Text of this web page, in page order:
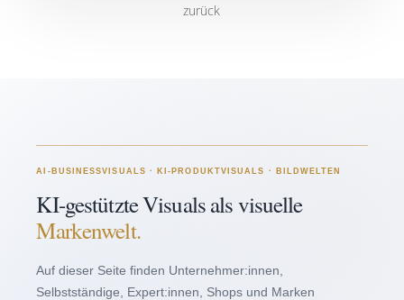
zurück
AI-BUSINESSVISUALS · KI-PRODUKTVISUALS · BILDWELTEN
KI-gestützte Visuals als visuelle
Markenwelt.
Auf dieser Seite finden Unternehmer:innen,
Selbstständige, Expert:innen, Shops und Marken